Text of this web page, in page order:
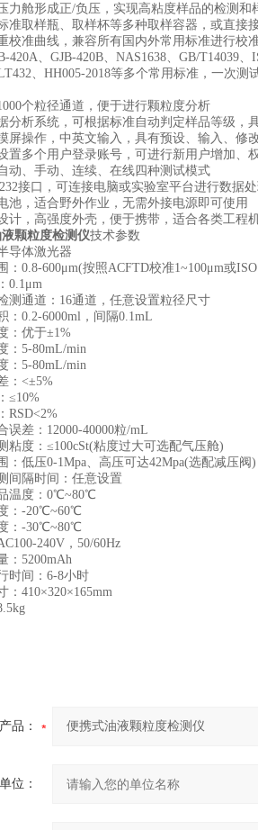
舱形成正/负压，实现高粘度样品的检测和
取样瓶、取样杯等多种取样容器，或直接
准曲线，兼容所有国内外常用标准进行校
、GJB-420B、NAS1638、GB/T14039、
、HH005-2018等多个常用标准，一次
个粒径通道，便于进行颗粒度分析
析系统，可根据标准自动判定样品等级，
操作，中英文输入，具有预设、输入、修
多个用户登录账号，可进行新用户增加、
、手动、连续、在线四种测试模式
接口，可连接电脑或实验室平台进行数据处
，适合野外作业，无需外接电源即可使用
，高强度外壳，便于携带，适合各类工程
颗粒度检测仪技术参数
体激光器
600μm(按照ACFTD校准1~100μm或ISO
通道：16通道，任意设置粒径尺寸
0.2-6000ml，间隔0.1mL
优于±1%
5-80mL/min
5-80mL/min
<±5%
差：12000-40000粒/mL
度：≤100cSt(粘度过大可选配气压舱)
低压0-1Mpa、高压可达42Mpa(选配减压阀)
隔时间：任意设置
度：0℃~80℃
-20℃~60℃
-30℃~80℃
240V，50/60Hz
5200mAh
间：6-8小时
410×320×165mm
产品：
位：